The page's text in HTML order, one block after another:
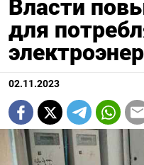
Власти
для
02.11.2023